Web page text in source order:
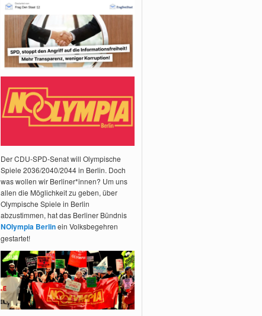
Der CDU-SPD-Senat will Olympische
Spiele 2036/2040/2044 in Berlin. Doch
was wollen wir Berliner*innen? Um uns
allen die Möglichkeit zu geben, über
Olympische Spiele in Berlin
abzustimmen, hat das Berliner Bündnis
NOlympia Berlinein Volksbegehren
gestartet!